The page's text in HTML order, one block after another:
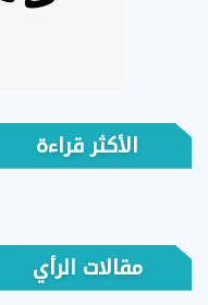
الأكثر قراءة
مقالات الرأي